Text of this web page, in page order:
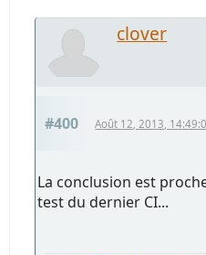
clover
#400 Août 12, 2013,
La conclusion est
test du dernier CI...